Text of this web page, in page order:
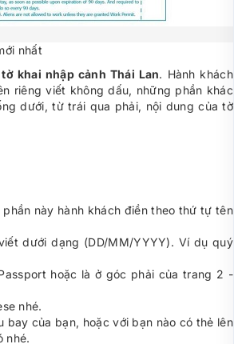
nhất
tờ khai nhập cảnh Thái Lan. Hành khách
riêng viết không dấu, những phần khác
dưới, từ trái qua phải, nội dung của tờ
này hành khách điền theo thứ tự tên
dưới dạng (DD/MM/YYYY). Ví dụ quý
hoặc là ở góc phải của trang 2 -
nhé.
bay của bạn, hoặc với bạn nào có thẻ lên
nhé.